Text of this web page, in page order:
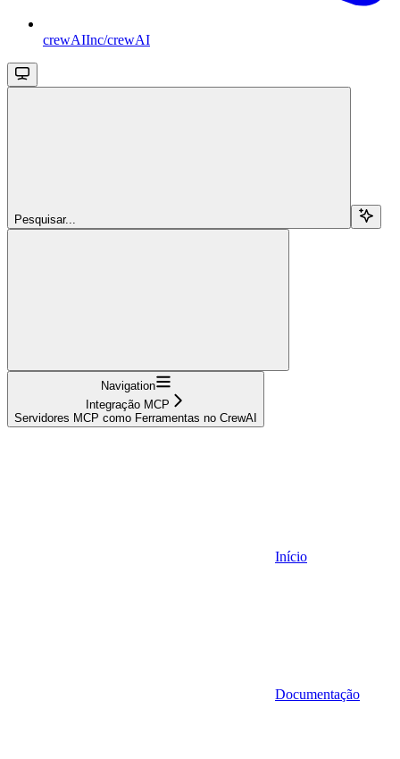
crewAIInc/crewAI
Pesquisar...
Navigation
Integração MCP
Servidores MCP como Ferramentas no CrewAI
Início
Documentação